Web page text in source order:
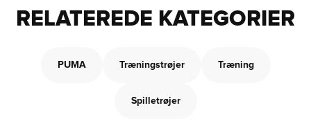
RELATEREDE KATEGORIER
PUMA Træningstrøjer Træning
Spilletrøjer